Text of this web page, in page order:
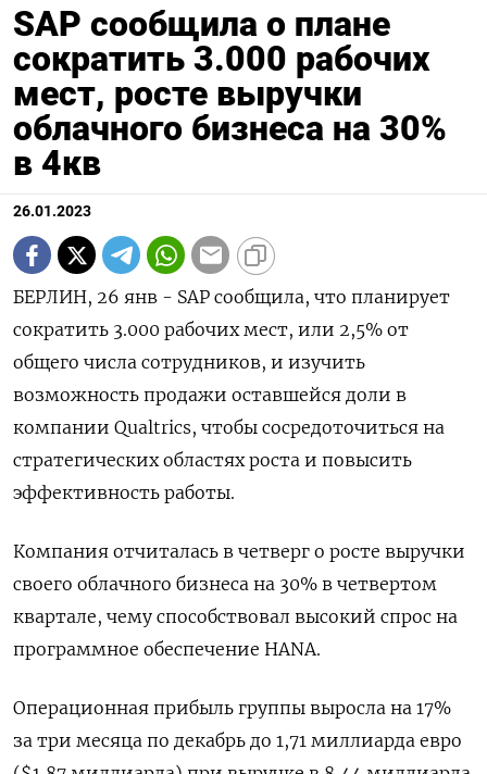
SAP сообщила о плане
сократить 3.000 рабочих
мест, росте выручки
облачного бизнеса на 30%
в 4кв
26.01.2023
БЕРЛИН, 26 янв - SAP сообщила, что планирует
сократить 3.000 рабочих мест, или 2,5% от
общего числа сотрудников, и изучить
возможность продажи оставшейся доли в
компании Qualtrics, чтобы сосредоточиться на
стратегических областях роста и повысить
эффективность работы.
Компания отчиталась в четверг о росте выручки
своего облачного бизнеса на 30% в четвертом
квартале, чему способствовал высокий спрос на
программное обеспечение HANA.
Операционная прибыль группы выросла на 17%
за три месяца по декабрь до 1,71 миллиарда евро